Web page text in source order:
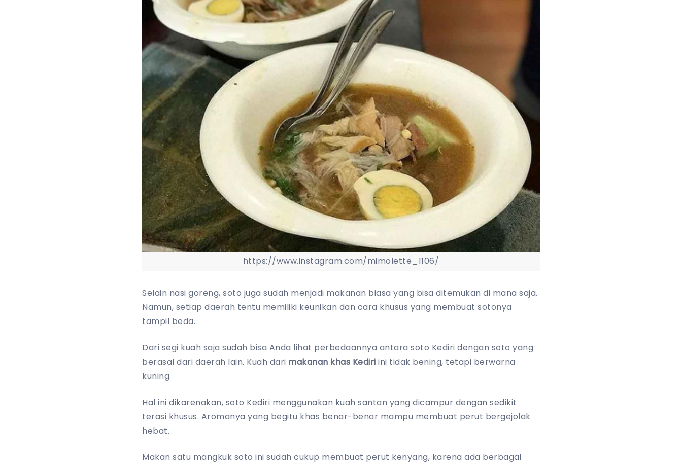
https://www.instagram.com/mimolette_1106/
Selain nasi goreng, soto juga sudah menjadi makanan biasa yang bisa ditemukan di mana saja.
Namun, setiap daerah tentu memiliki keunikan dan cara khusus yang membuat sotonya
tampil beda.
Dari segi kuah saja sudah bisa Anda lihat perbedaannya antara soto Kediri dengan soto yang
berasal dari daerah lain. Kuah dari makanan khas Kediri ini tidak bening, tetapi berwarna
kuning.
Hal ini dikarenakan, soto Kediri menggunakan kuah santan yang dicampur dengan sedikit
terasi khusus. Aromanya yang begitu khas benar-benar mampu membuat perut bergejolak
hebat.
Makan satu mangkuk soto ini sudah cukup membuat perut kenyang, karena ada berbagai